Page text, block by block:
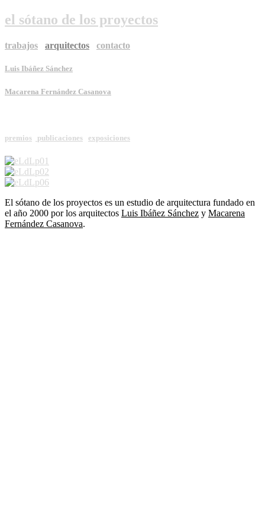
el sótano de los proyectos
trabajos arquitectos contacto
Luis Ibáñez Sánchez
Macarena Fernández Casanova
premios publicaciones exposiciones
El sótano de los proyectos es un estudio de arquitectura fundado en
el año 2000 por los arquitectos Luis Ibáñez Sánchez y Macarena
Fernández Casanova.